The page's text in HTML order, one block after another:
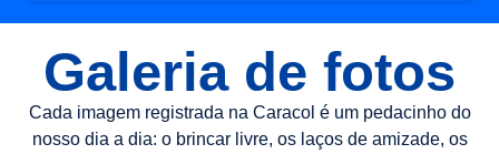
Galeria de fotos
Cada imagem registrada na Caracol é um pedacinho do
nosso dia a dia: o brincar livre, os laços de amizade, os